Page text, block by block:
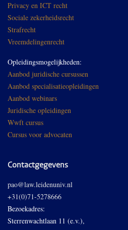
Privacy en ICT recht
Sociale zekerheidsrecht
Strafrecht
Vreemdelingenrecht
Opleidingsmogelijkheden:
Aanbod juridische cursussen
Aanbod specialisatieopleidingen
Aanbod webinars
Juridische opleidingen
Wwft cursus
Cursus voor advocaten
Contactgegevens
pao@law.leidenuniv.nl
+31(0)71-5278666
Bezoekadres:
Sterrenwachtlaan 11 (e.v.),